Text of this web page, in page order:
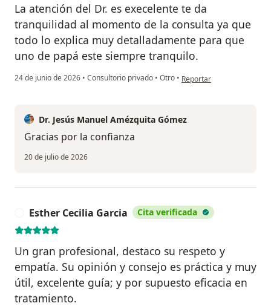
La atención del Dr. es execelente te da
tranquilidad al momento de la consulta ya que
todo lo explica muy detalladamente para que
uno de papá este siempre tranquilo.
24 de junio de 2026 • Consultorio privado • Otro • en opinión del usuario
Reportar
Dr. Jesús Manuel Amézquita Gómez
Gracias por la confianza
20 de julio de 2026
Esther Cecilia Garcia Cita verificada
Un gran profesional, destaco su respeto y
empatía. Su opinión y consejo es práctica y muy
útil, excelente guía; y por supuesto eficacia en
tratamiento.